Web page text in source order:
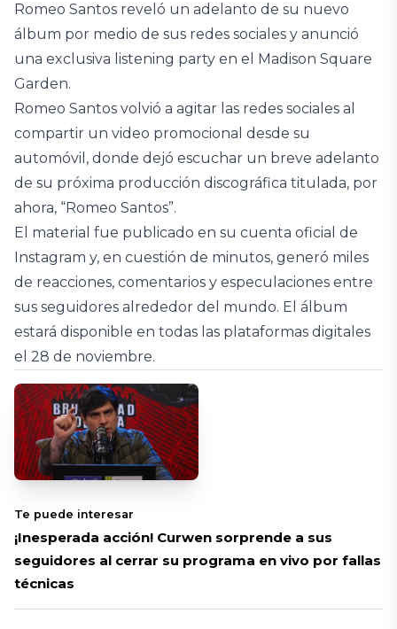
Romeo Santos reveló un adelanto de su nuevo
álbum por medio de sus redes sociales y anunció
una exclusiva listening party en el Madison Square
Garden.
Romeo Santos volvió a agitar las redes sociales al
compartir un video promocional desde su
automóvil, donde dejó escuchar un breve adelanto
de su próxima producción discográfica titulada, por
ahora, “Romeo Santos”.
El material fue publicado en su cuenta oficial de
Instagram y, en cuestión de minutos, generó miles
de reacciones, comentarios y especulaciones entre
sus seguidores alrededor del mundo. El álbum
estará disponible en todas las plataformas digitales
el 28 de noviembre.
Te puede interesar
¡Inesperada acción! Curwen sorprende a sus
seguidores al cerrar su programa en vivo por fallas
técnicas